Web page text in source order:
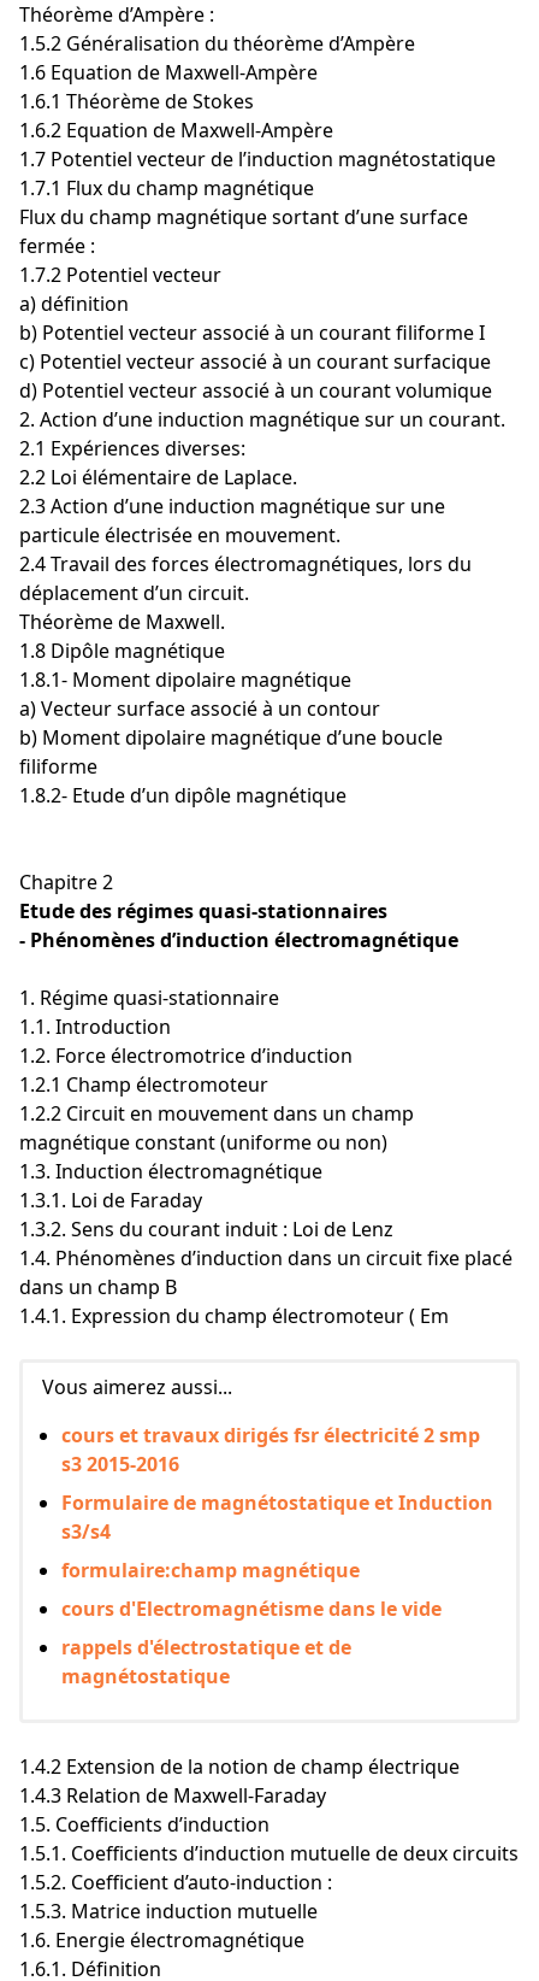
Théorème d’Ampère :
1.5.2 Généralisation du théorème d’Ampère
1.6 Equation de Maxwell-Ampère
1.6.1 Théorème de Stokes
1.6.2 Equation de Maxwell-Ampère
1.7 Potentiel vecteur de l’induction magnétostatique
1.7.1 Flux du champ magnétique
Flux du champ magnétique sortant d’une surface
fermée :
1.7.2 Potentiel vecteur
a) définition
b) Potentiel vecteur associé à un courant filiforme I
c) Potentiel vecteur associé à un courant surfacique
d) Potentiel vecteur associé à un courant volumique
2. Action d’une induction magnétique sur un courant.
2.1 Expériences diverses:
2.2 Loi élémentaire de Laplace.
2.3 Action d’une induction magnétique sur une
particule électrisée en mouvement.
2.4 Travail des forces électromagnétiques, lors du
déplacement d’un circuit.
Théorème de Maxwell.
1.8 Dipôle magnétique
1.8.1- Moment dipolaire magnétique
a) Vecteur surface associé à un contour
b) Moment dipolaire magnétique d’une boucle
filiforme
1.8.2- Etude d’un dipôle magnétique
Chapitre 2
Etude des régimes quasi-stationnaires
- Phénomènes d’induction électromagnétique
1. Régime quasi-stationnaire
1.1. Introduction
1.2. Force électromotrice d’induction
1.2.1 Champ électromoteur
1.2.2 Circuit en mouvement dans un champ
magnétique constant (uniforme ou non)
1.3. Induction électromagnétique
1.3.1. Loi de Faraday
1.3.2. Sens du courant induit : Loi de Lenz
1.4. Phénomènes d’induction dans un circuit fixe placé
dans un champ B
1.4.1. Expression du champ électromoteur ( Em
Vous aimerez aussi...
cours et travaux dirigés fsr électricité 2 smp
s3 2015-2016
Formulaire de magnétostatique et Induction
s3/s4
formulaire:champ magnétique
cours d'Electromagnétisme dans le vide
rappels d'électrostatique et de
magnétostatique
1.4.2 Extension de la notion de champ électrique
1.4.3 Relation de Maxwell-Faraday
1.5. Coefficients d’induction
1.5.1. Coefficients d’induction mutuelle de deux circuits
1.5.2. Coefficient d’auto-induction :
1.5.3. Matrice induction mutuelle
1.6. Energie électromagnétique
1.6.1. Définition